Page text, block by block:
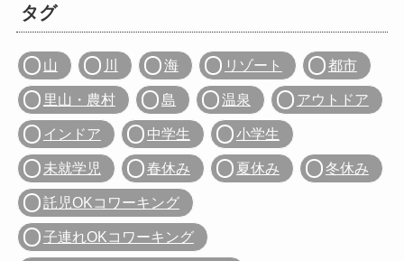
タグ
山 川 海 リゾート 都市
里山・農村 島 温泉 アウトドア
インドア 中学生 小学生
未就学児 春休み 夏休み 冬休み
託児OKコワーキング
子連れOKコワーキング